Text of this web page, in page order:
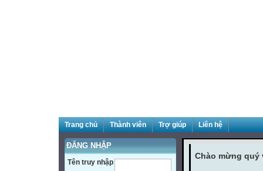
Trang chủ Thành viên Trợ giúp Liên hệ
ĐĂNG NHẬP
Tên truy nhập
Chào mừng